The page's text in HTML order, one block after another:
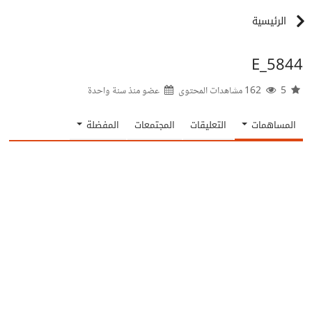
الرئيسية
E_5844
عضو منذسنة واحدة
المساهمات التعليقات المجتمعات المفضلة